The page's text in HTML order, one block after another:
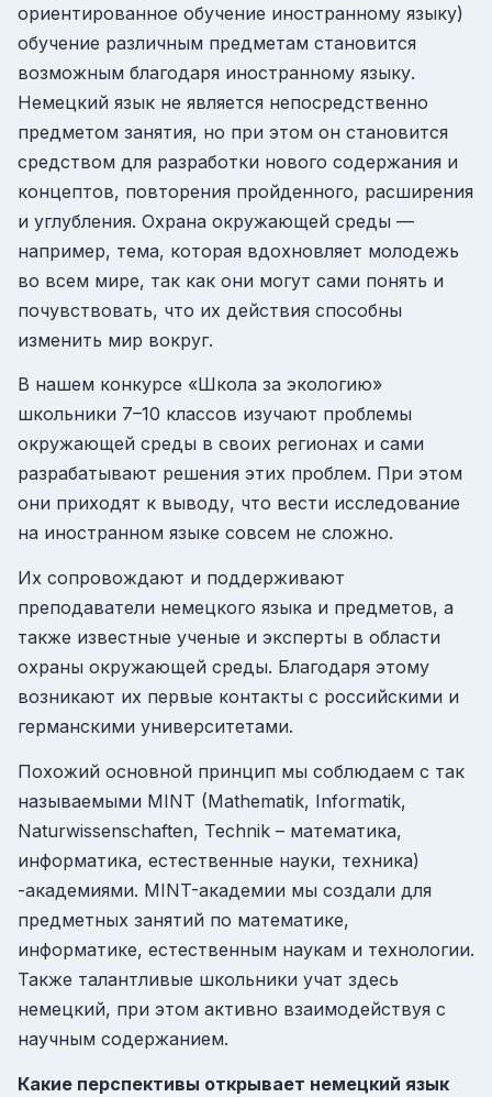
ориентированное обучение иностранному языку)
обучение различным предметам становится
возможным благодаря иностранному языку.
Немецкий язык не является непосредственно
предметом занятия, но при этом он становится
средством для разработки нового содержания и
концептов, повторения пройденного, расширения
и углубления. Охрана окружающей среды —
например, тема, которая вдохновляет молодежь
во всем мире, так как они могут сами понять и
почувствовать, что их действия способны
изменить мир вокруг.
В нашем конкурсе «Школа за экологию»
школьники 7–10 классов изучают проблемы
окружающей среды в своих регионах и сами
разрабатывают решения этих проблем. При этом
они приходят к выводу, что вести исследование
на иностранном языке совсем не сложно.
Их сопровождают и поддерживают
преподаватели немецкого языка и предметов, а
также известные ученые и эксперты в области
охраны окружающей среды. Благодаря этому
возникают их первые контакты с российскими и
германскими университетами.
Похожий основной принцип мы соблюдаем с так
называемыми MINT (Mathematik, Informatik,
Naturwissenschaften, Technik – математика,
информатика, естественные науки, техника)
-академиями. MINT-академии мы создали для
предметных занятий по математике,
информатике, естественным наукам и технологии.
Также талантливые школьники учат здесь
немецкий, при этом активно взаимодействуя с
научным содержанием.
Какие перспективы открывает немецкий язык